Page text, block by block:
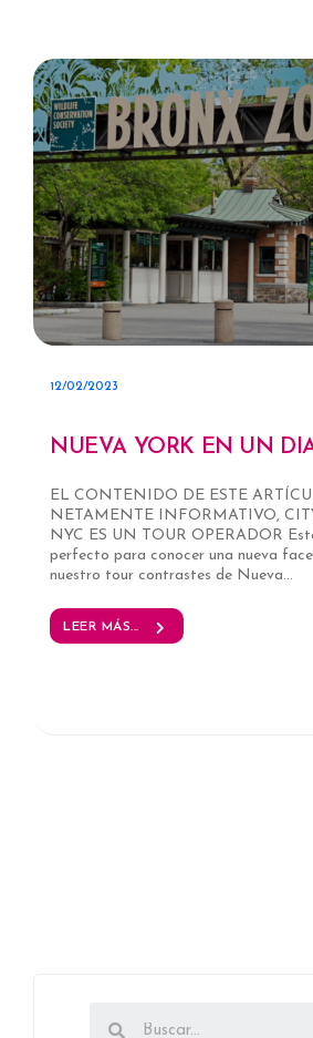
12/02/2023
NUEVA YORK EN UN
EL CONTENIDO DE ESTE
NETAMENTE INFORMATIVO,
NYC ES UN TOUR OPERADOR
perfecto para conocer una nueva
nuestro tour contrastes de Nueva...
LEER MÁS...